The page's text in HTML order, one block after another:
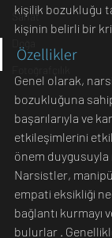
Sanat
kişilik bozukluğu
kişinin belirli bir
Özellikler
Genel olarak,
bozukluğuna
başarılarıyla ve
etkileşimlerini
önem
Narsistler,
empati eksikliği
bağlantı kurmayı
bulurlar .